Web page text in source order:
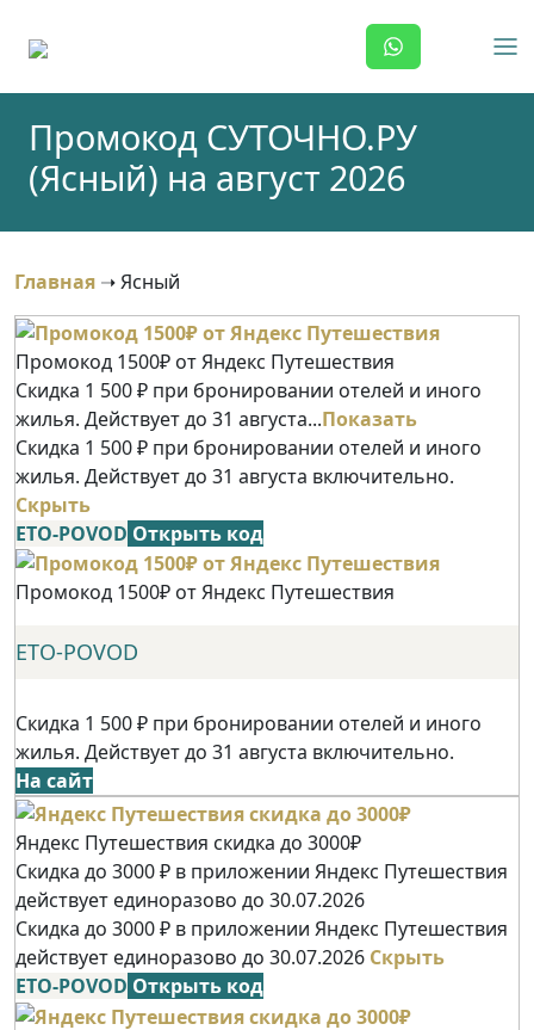
Промокод СУТОЧНО.РУ
(Ясный) на август 2026
Главная ➝Ясный
Промокод 1500₽ от Яндекс Путешествия
Скидка 1 500 ₽ при бронировании отелей и иного
жилья. Действует до 31 августа...Показать
Скидка 1 500 ₽ при бронировании отелей и иного
жилья. Действует до 31 августа включительно.
Скрыть
ETO-POVOD Открыть код
Промокод 1500₽ от Яндекс Путешествия
ETO-POVOD
Скидка 1 500 ₽ при бронировании отелей и иного
жилья. Действует до 31 августа включительно.
На сайт
Яндекс Путешествия скидка до 3000₽
Скидка до 3000 ₽ в приложении Яндекс Путешествия
действует единоразово до 30.07.2026
Скидка до 3000 ₽ в приложении Яндекс Путешествия
действует единоразово до 30.07.2026 Скрыть
ETO-POVOD Открыть код